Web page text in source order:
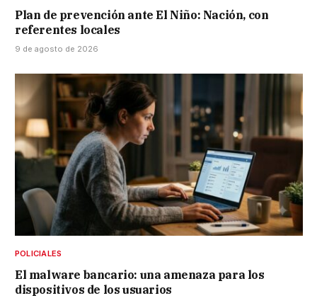
Plan de prevención ante El Niño: Nación, con
referentes locales
9 de agosto de 2026
POLICIALES
El malware bancario: una amenaza para los
dispositivos de los usuarios